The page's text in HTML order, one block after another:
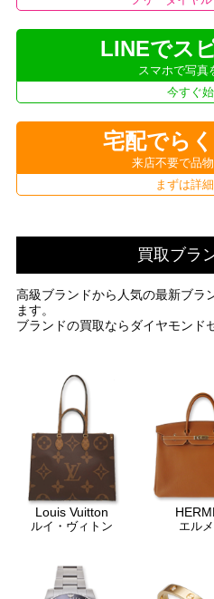
LINEでス
スマホで写真
今すぐ
宅配でら
来店不要で品
まずは詳
買取ブラ
高級ブランドから人気の最新ブラ
ます。
ブランドの買取ならダイヤモンド
Louis Vuitton
ルイ・ヴィトン エル